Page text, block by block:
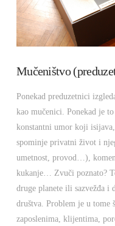
Mučeništvo
Ponekad preduzetnici
kao mučenici. Ponekad je
konstantni umor koji
spominje privatni život i
umetnost, provod…),
kukanje… Zvuči poznato?
druge planete ili sazvežđa i
društva. Problem je u tome
zaposlenima, klijentima,